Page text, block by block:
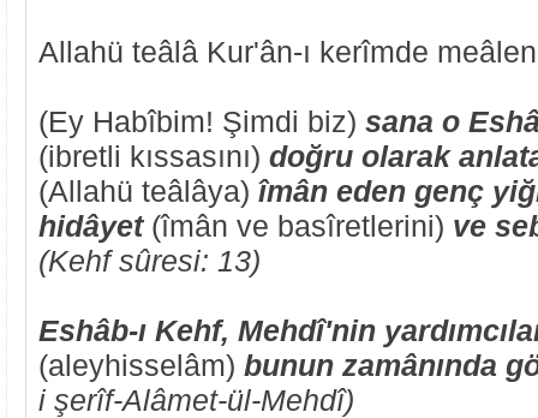
Allahü teâlâ Kur'ân-ı kerîmde
(Ey Habîbim! Şimdi biz) sana o
(ibretli kıssasını) doğru olarak
(Allahü teâlâya) îmân eden genç
hidâyet (îmân ve basîretlerini) ve
(Kehf sûresi: 13)
Eshâb-ı Kehf, Mehdî'nin
(aleyhisselâm) bunun zamânında
i şerîf-Alâmet-ül-Mehdî)